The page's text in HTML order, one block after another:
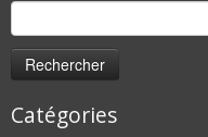
Rechercher :
Catégories